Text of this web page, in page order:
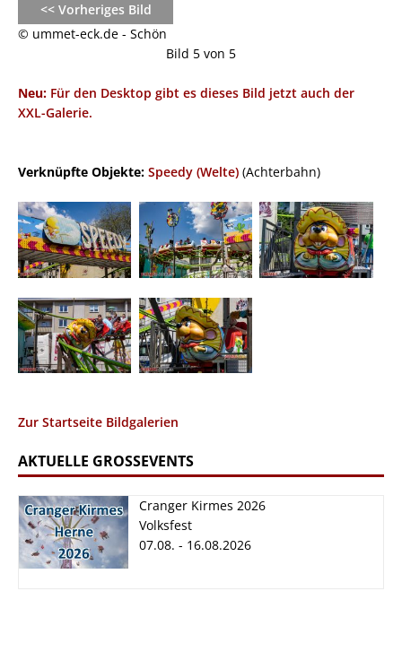
<< Vorheriges Bild
© ummet-eck.de - Schön
Bild 5 von 5
Neu: Für den Desktop gibt es dieses Bild jetzt auch der
XXL-Galerie.
Verknüpfte Objekte: Speedy (Welte) (Achterbahn)
Zur Startseite Bildgalerien
AKTUELLE GROSSEVENTS
Cranger Kirmes 2026
Volksfest
07.08. - 16.08.2026